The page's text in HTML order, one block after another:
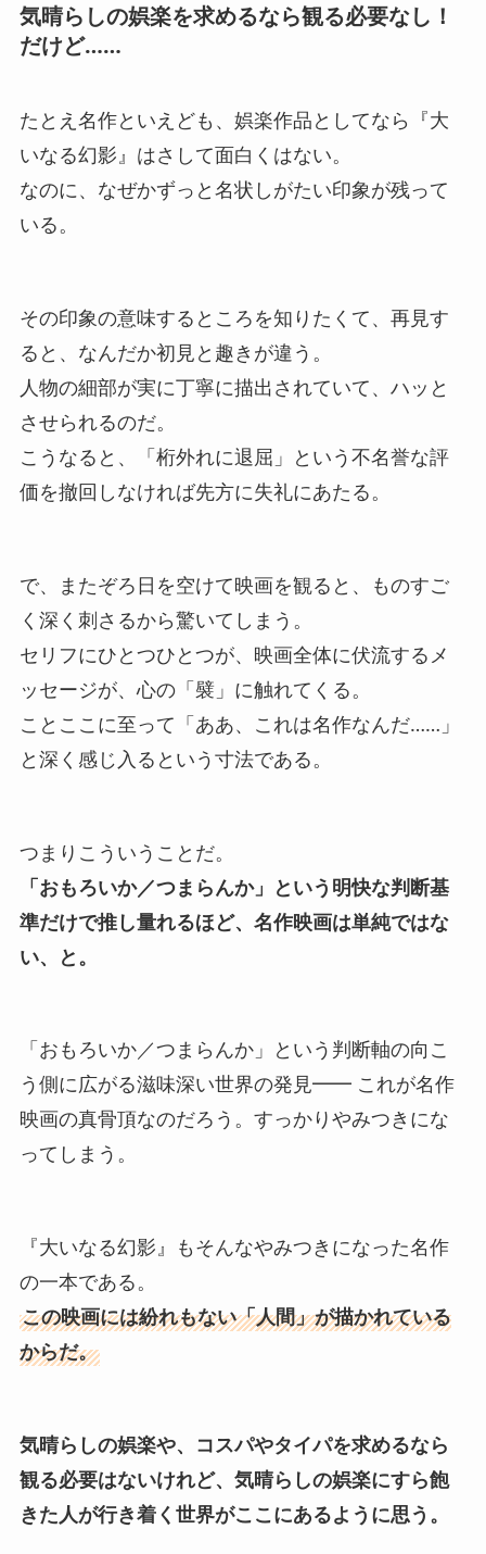
気晴らしの娯楽を求めるなら観る必要なし！
だけど……
たとえ名作といえども、娯楽作品としてなら『大
いなる幻影』はさして面白くはない。
なのに、なぜかずっと名状しがたい印象が残って
いる。
その印象の意味するところを知りたくて、再見す
ると、なんだか初見と趣きが違う。
人物の細部が実に丁寧に描出されていて、ハッと
させられるのだ。
こうなると、「桁外れに退屈」という不名誉な評
価を撤回しなければ先方に失礼にあたる。
で、またぞろ日を空けて映画を観ると、ものすご
く深く刺さるから驚いてしまう。
セリフにひとつひとつが、映画全体に伏流するメ
ッセージが、心の「襞」に触れてくる。
ことここに至って「ああ、これは名作なんだ……」
と深く感じ入るという寸法である。
つまりこういうことだ。
「おもろいか／つまらんか」という明快な判断基
準だけで推し量れるほど、名作映画は単純ではな
い、と。
「おもろいか／つまらんか」という判断軸の向こ
う側に広がる滋味深い世界の発見━━ これが名作
映画の真骨頂なのだろう。すっかりやみつきにな
ってしまう。
『大いなる幻影』もそんなやみつきになった名作
の一本である。
この映画には紛れもない「人間」が描かれている
からだ。
気晴らしの娯楽や、コスパやタイパを求めるなら
観る必要はないけれど、気晴らしの娯楽にすら飽
きた人が行き着く世界がここにあるように思う。